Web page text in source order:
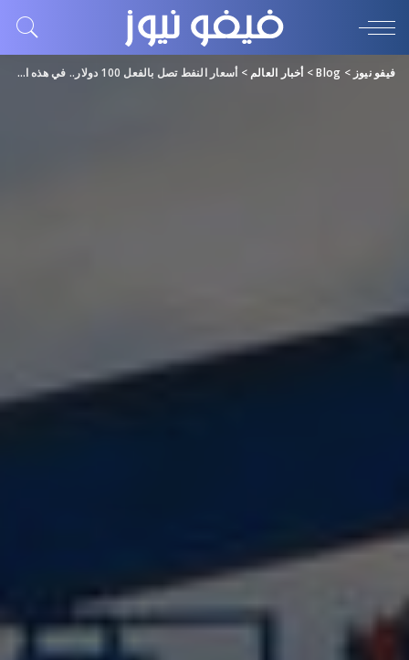
فيفو نيوز >
Blog
> أخبار العالم > أسعار النفط تصل بالفعل 100 دولار.. في هذه الأسواق!